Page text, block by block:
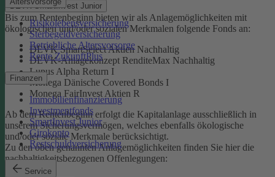
Risikolebensversicherung
Sterbegeldversicherung
Betriebliche Altersvorsorge
Rente ZukunftPlus
Finanzen
Immobilienfinanzierung
Investmentfonds
SmartInvest Junior
Girokonto
Restschuldversicherung
Service
DEVK-SmartInvest Junior
Bis zum Rentenbeginn bieten wir als Anlagemöglichkeiten mit
ökologischen und/oder sozialen Merkmalen folgende Fonds an:
DEVK SmartSelect Aktien Nachhaltig
DEVK-Anlagekonzept RenditeMax Nachhaltig
Lupus Alpha Return I
Monega Dänische Covered Bonds I
Monega FairInvest Aktien R
Ab dem Rentenbeginn erfolgt die Kapitalanlage ausschließlich in
unserem Sicherungsvermögen, welches ebenfalls ökologische
und/oder soziale Merkmale berücksichtigt.
Zu den oben genannten Anlagemöglichkeiten finden Sie hier die
nachhaltigkeitsbezogenen Offenlegungen: